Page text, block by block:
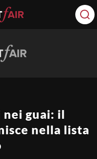
nei guai: il
nella lista